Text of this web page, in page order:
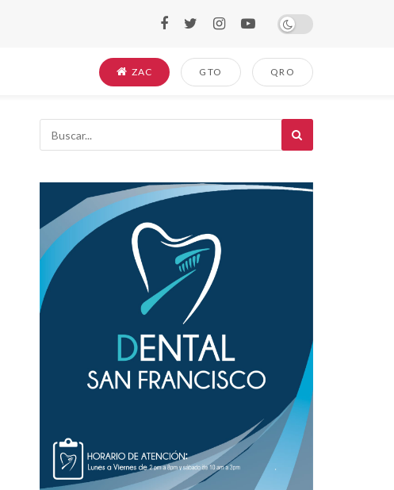
ZAC GTO QRO